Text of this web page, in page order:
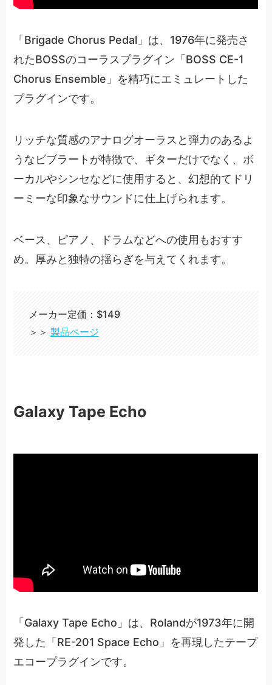
「Brigade Chorus Pedal」は、1976年に発売さ
れたBOSSのコーラスプラグイン「BOSS CE-1
Chorus Ensemble」を精巧にエミュレートした
プラグインです。
リッチな質感のアナログオーラスと弾力のあるよ
うなビブラートが特徴で、ギターだけでなく、ボ
ーカルやシンセなどに使用すると、幻想的てドリ
ーミーな印象なサウンドに仕上げられます。
ベース、ピアノ、ドラムなどへの使用もおすす
め。厚みと独特の揺らぎを与えてくれます。
メーカー定価：$149
＞＞ 製品ページ
Galaxy Tape Echo
「Galaxy Tape Echo」は、Rolandが1973年に開
発した「RE-201 Space Echo」を再現したテープ
エコープラグインです。